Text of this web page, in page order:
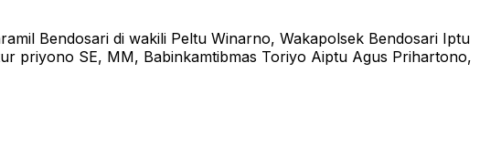
Bendosari di wakili Peltu Winarno, Wakapolsek Bendosari Iptu
priyono SE, MM, Babinkamtibmas Toriyo Aiptu Agus Prihartono,